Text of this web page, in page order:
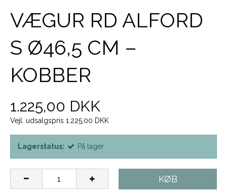
VÆGUR RD ALFORD
S Ø46,5 CM –
KOBBER
1.225,00 DKK
Vejl. udsalgspris 1.225,00 DKK
Lagerstatus: På lager
KØB